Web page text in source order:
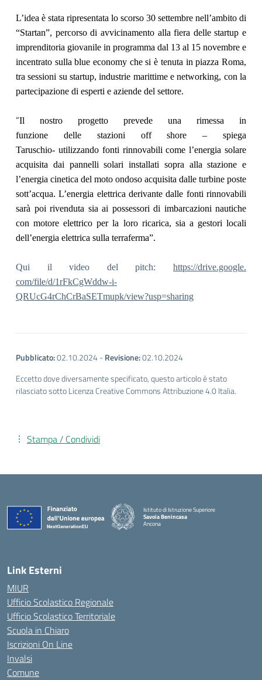
L’idea è stata ripresentata lo scorso 30 settembre nell’ambito di
“Startan”, percorso di avvicinamento alla fiera delle startup e
imprenditoria giovanile in programma dal 13 al 15 novembre e
incentrato sulla blue economy che si è tenuta in piazza Roma,
tra sessioni su startup, industrie marittime e networking, con la
partecipazione di esperti e aziende del settore.
“Il nostro progetto prevede una rimessa in
funzione delle stazioni off shore – spiega
Taruschio- utilizzando fonti rinnovabili come l’energia solare
acquisita dai pannelli solari installati sopra alla stazione e
l’energia cinetica del moto ondoso acquisita dalle turbine poste
sott’acqua. L’energia elettrica derivante dalle fonti rinnovabili
sarà poi rivenduta sia ai possessori di imbarcazioni nautiche
con motore elettrico per la loro ricarica, sia a gestori locali
dell’energia elettrica sulla terraferma”.
Qui il video del pitch:https://drive.google.
com/file/d/1rFkCgWddw-i-
QRUcG4rChCrBaSETmupk/view?usp=sharing
Pubblicato:02.10.2024-Revisione:02.10.2024
Eccetto dove diversamente specificato, questo articolo è stato
rilasciato sotto Licenza Creative Commons Attribuzione 4.0 Italia.
Stampa / Condividi
Istituto di Istruzione Superiore
Savoia Benincasa
Ancona
Link Esterni
MIUR
Ufficio Scolastico Regionale
Ufficio Scolastico Territoriale
Scuola in Chiaro
Iscrizioni On Line
Invalsi
Comune